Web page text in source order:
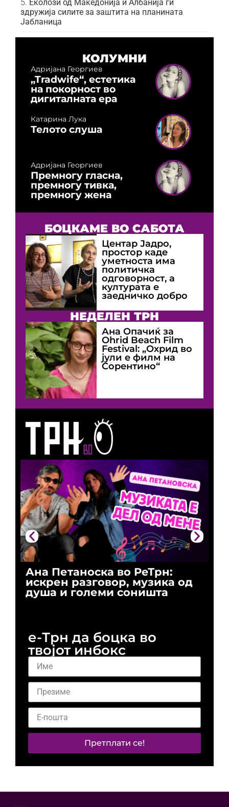
Еколози од Македонија и Албанија ги
здружија силите за заштита на планината
Јабланица
Ана Петаноска во РеТрн:
искрен разговор, музика од
душа и големи соништа
КОЛУМНИ
Адријана Георгиев
„Tradwife“, естетика
на покорност во
дигиталната ера
Катарина Лука
Телото слуша
Адријана Георгиев
Премногу гласна,
премногу тивка,
премногу жена
БОЦКАМЕ ВО САБОТА
Центар Јадро,
простор каде
уметноста има
политичка
одговорност, а
културата е
заедничко добро
НЕДЕЛЕН ТРН
Ана Опачиќ за
Оhrid Beach Film
Festival: „Охрид во
јули е филм на
Сорентино“
е-Трн да боцка во
твојот инбокс
Претплати се!